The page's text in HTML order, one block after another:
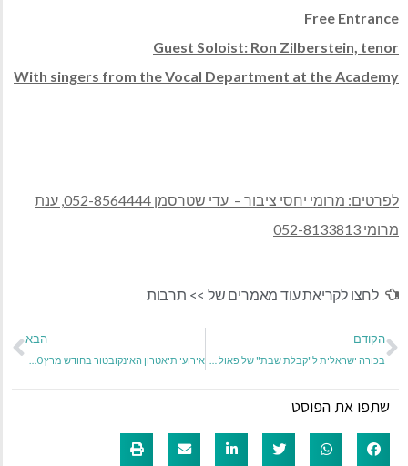
Free Entrance
Guest Soloist: Ron Zilberstein, tenor
With singers from the Vocal Department at the Academy
לפרטים: מרומי יחסי ציבור – עדי שטרסמן 052-8564444, ענת
מרומי 052-8133813
לחצו לקריאת עוד מאמרים של >> תרבות
הקודם הבא
שתפו את הפוסט